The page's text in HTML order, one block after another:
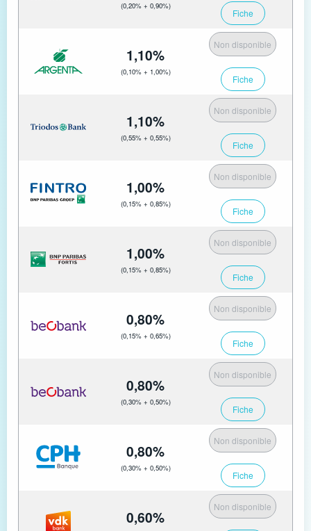
(0,20% + 0,90%)
Fiche
1,10%
(0,10% + 1,00%)
Non disponible
Fiche
1,10%
(0,55% + 0,55%)
Non disponible
Fiche
1,00%
(0,15% + 0,85%)
Non disponible
Fiche
1,00%
(0,15% + 0,85%)
Non disponible
Fiche
0,80%
(0,15% + 0,65%)
Non disponible
Fiche
0,80%
(0,30% + 0,50%)
Non disponible
Fiche
0,80%
(0,30% + 0,50%)
Non disponible
Fiche
0,60%
Non disponible